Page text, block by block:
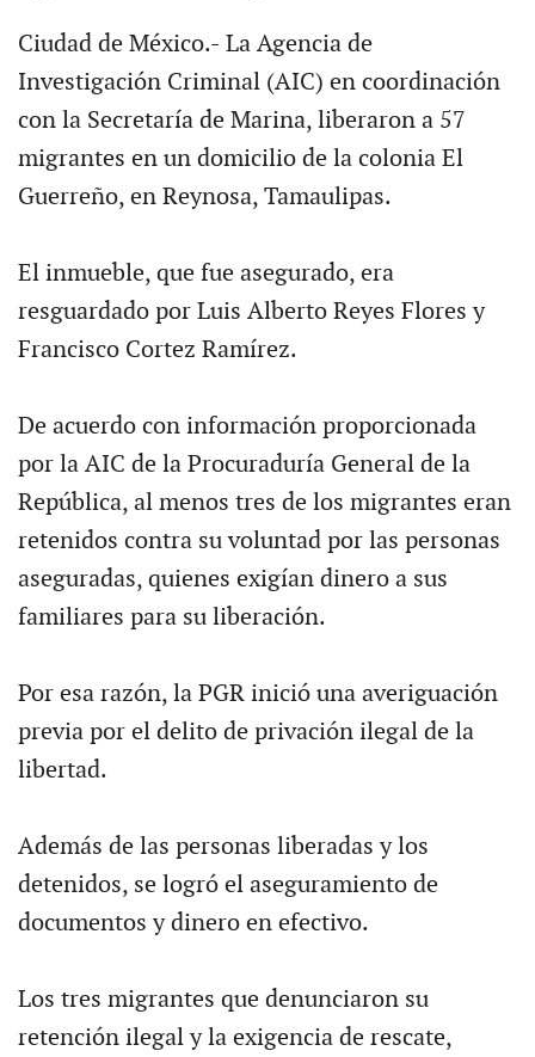
Ciudad de México.- La Agencia de
Investigación Criminal (AIC) en coordinación
con la Secretaría de Marina, liberaron a 57
migrantes en un domicilio de la colonia El
Guerreño, en Reynosa, Tamaulipas.
El inmueble, que fue asegurado, era
resguardado por Luis Alberto Reyes Flores y
Francisco Cortez Ramírez.
De acuerdo con información proporcionada
por la AIC de la Procuraduría General de la
República, al menos tres de los migrantes eran
retenidos contra su voluntad por las personas
aseguradas, quienes exigían dinero a sus
familiares para su liberación.
Por esa razón, la PGR inició una averiguación
previa por el delito de privación ilegal de la
libertad.
Además de las personas liberadas y los
detenidos, se logró el aseguramiento de
documentos y dinero en efectivo.
Los tres migrantes que denunciaron su
retención ilegal y la exigencia de rescate,